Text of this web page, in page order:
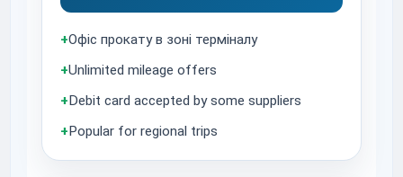
+Офіс прокату в зоні терміналу
+Unlimited mileage offers
+Debit card accepted by some suppliers
+Popular for regional trips